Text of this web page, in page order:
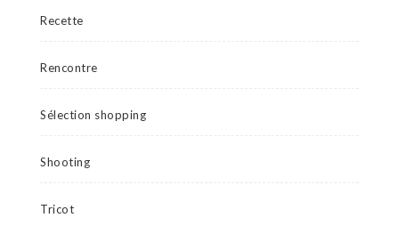
Recette
Rencontre
Sélection shopping
Shooting
Tricot